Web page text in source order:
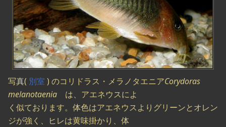
写真( 別室 ) のコリドラス・メラノタエニアCorydoras
melanotaenia は、アエネウスによ
く似ております。体色はアエネウスよりグリーンとオレン
ジが強く、ヒレは黄味掛かり、体